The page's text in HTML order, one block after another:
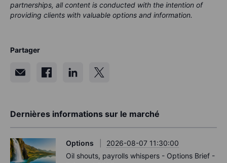
partnerships, all content is conducted with the intention of
providing clients with valuable options and information.
Partager
Dernières informations sur le marché
Options
2026-08-07 11:30:00
Oil shouts, payrolls whispers - Options Brief -